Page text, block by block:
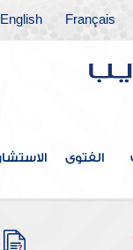
Français
English
الفتوى